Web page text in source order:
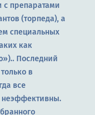
с препаратами
(торпеда), а
специальных
как
Последний
в
все
неэффективны.